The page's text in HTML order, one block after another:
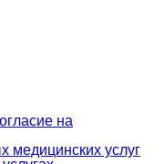
на
медицинских услуг